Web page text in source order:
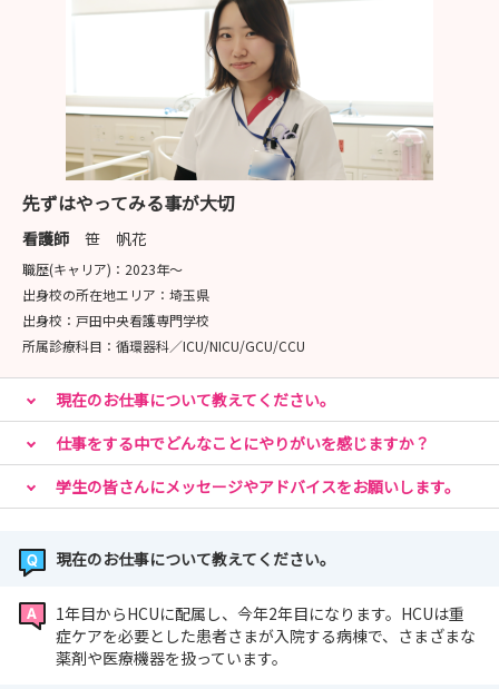
先ずはやってみる事が大切
看護師 笹 帆花
職歴(キャリア)： 2023年〜
出身校の所在地エリア： 埼玉県
出身校： 戸田中央看護専門学校
所属診療科目： 循環器科／ICU/NICU/GCU/CCU
現在のお仕事について教えてください。
仕事をする中でどんなことにやりがいを感じますか？
学生の皆さんにメッセージやアドバイスをお願いします。
現在のお仕事について教えてください。
1年目からHCUに配属し、今年2年目になります。HCUは重
症ケアを必要とした患者さまが入院する病棟で、さまざまな
薬剤や医療機器を扱っています。